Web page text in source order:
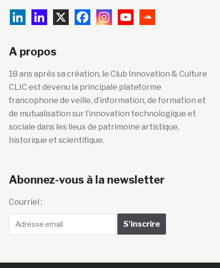
A propos
18 ans après sa création, le Club Innovation & Culture
CLIC est devenu la principale plateforme
francophone de veille, d’information, de formation et
de mutualisation sur l’innovation technologique et
sociale dans les lieux de patrimoine artistique,
historique et scientifique.
Abonnez-vous à la newsletter
Courriel :